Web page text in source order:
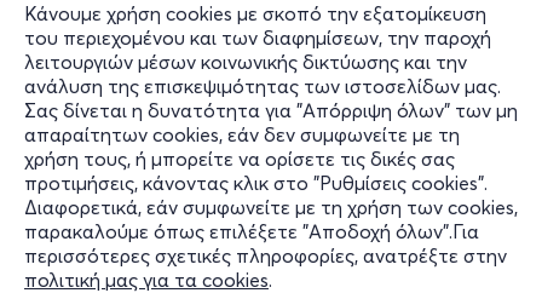
Κάνουμε χρήση cookies με σκοπό την εξατομίκευση
του περιεχομένου και των διαφημίσεων, την παροχή
λειτουργιών μέσων κοινωνικής δικτύωσης και την
ανάλυση της επισκεψιμότητας των ιστοσελίδων μας.
Σας δίνεται η δυνατότητα για "Απόρριψη όλων" των μη
απαραίτητων cookies, εάν δεν συμφωνείτε με τη
χρήση τους, ή μπορείτε να ορίσετε τις δικές σας
προτιμήσεις, κάνοντας κλικ στο "Ρυθμίσεις cookies".
Διαφορετικά, εάν συμφωνείτε με τη χρήση των cookies,
παρακαλούμε όπως επιλέξετε "Αποδοχή όλων".Για
περισσότερες σχετικές πληροφορίες, ανατρέξτε στην
πολιτική μας για τα cookies.
Πληροφορίες
Υποστήριξη
Stay Connected